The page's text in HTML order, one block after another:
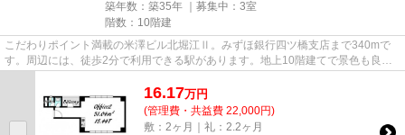
築年数：築35年 ｜募集中： 3室
階数：10階建
こだわりポイント満載の米澤ビル北堀江Ⅱ。みずほ銀行四ツ橋支店まで340mで
す。周辺には、徒歩2分で利用できる駅があります。地上10階建てで景色も良
く、多数のお問い合わせをいただい...
16.17万円
(管理費・共益費 22,000円)
敷：2ヶ月｜礼：2.2ヶ月